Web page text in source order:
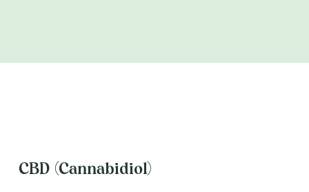
CBD (Cannabidiol)